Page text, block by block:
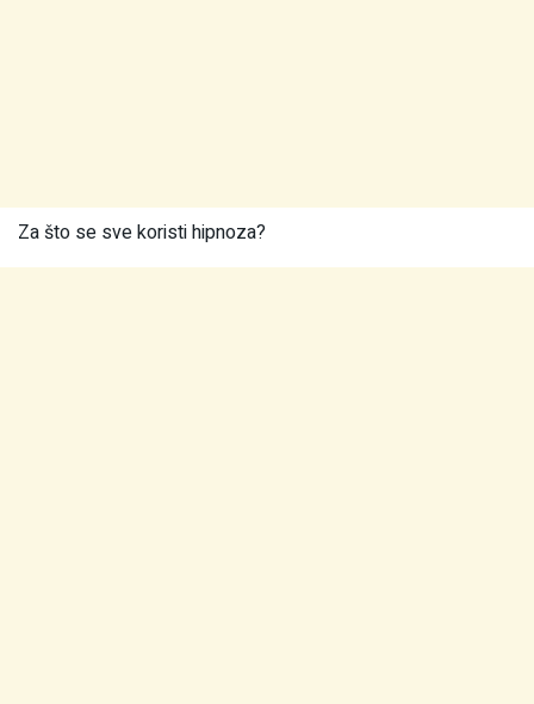
Za što se sve koristi hipnoza?